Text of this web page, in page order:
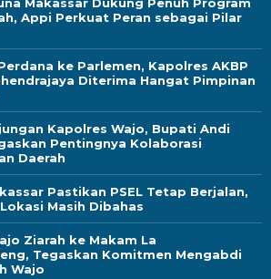
Appi Perkuat Peran sebagai Pilar
ke Parlemen, Kapolres AKBP
Diterima Hangat Pimpinan
Kapolres Wajo, Bupati Andi
Pentingnya Kolaborasi
Daerah
Pastikan PSEL Tetap Berjalan,
Masih Dibahas
Ziarah ke Makam La
Tegaskan Komitmen Mengabdi
Wajo